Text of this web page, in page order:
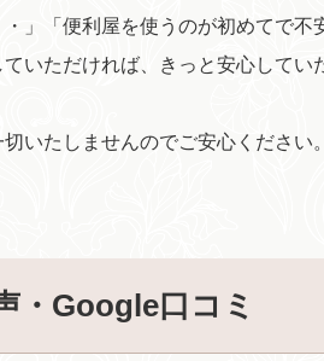
・」「便利屋を使うのが初めてで
いただければ、きっと安心してい
いたしませんのでご安心くださ
・Google口コミ